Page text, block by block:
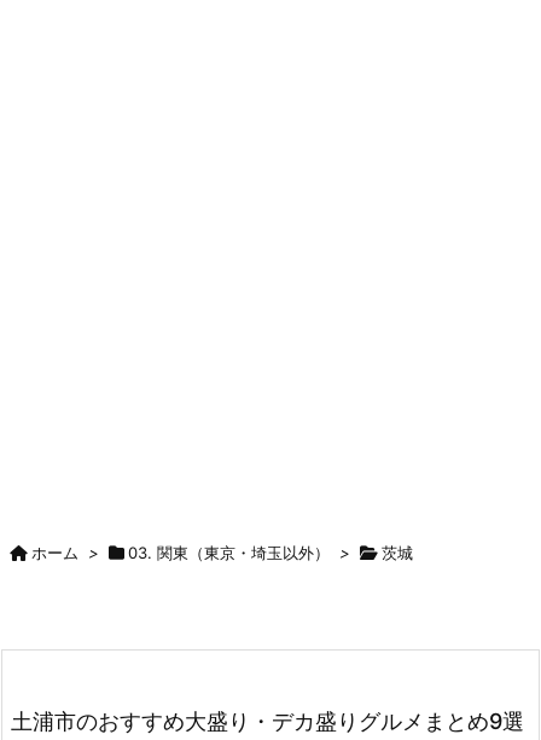
ホーム > 03. 関東（東京・埼玉以外） > 茨城
土浦市のおすすめ大盛り・デカ盛りグルメまとめ9選